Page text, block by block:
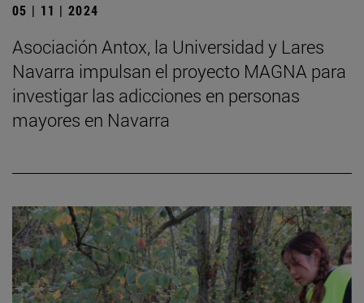
05 | 11 | 2024
Asociación Antox, la Universidad y Lares
Navarra impulsan el proyecto MAGNA para
investigar las adicciones en personas
mayores en Navarra